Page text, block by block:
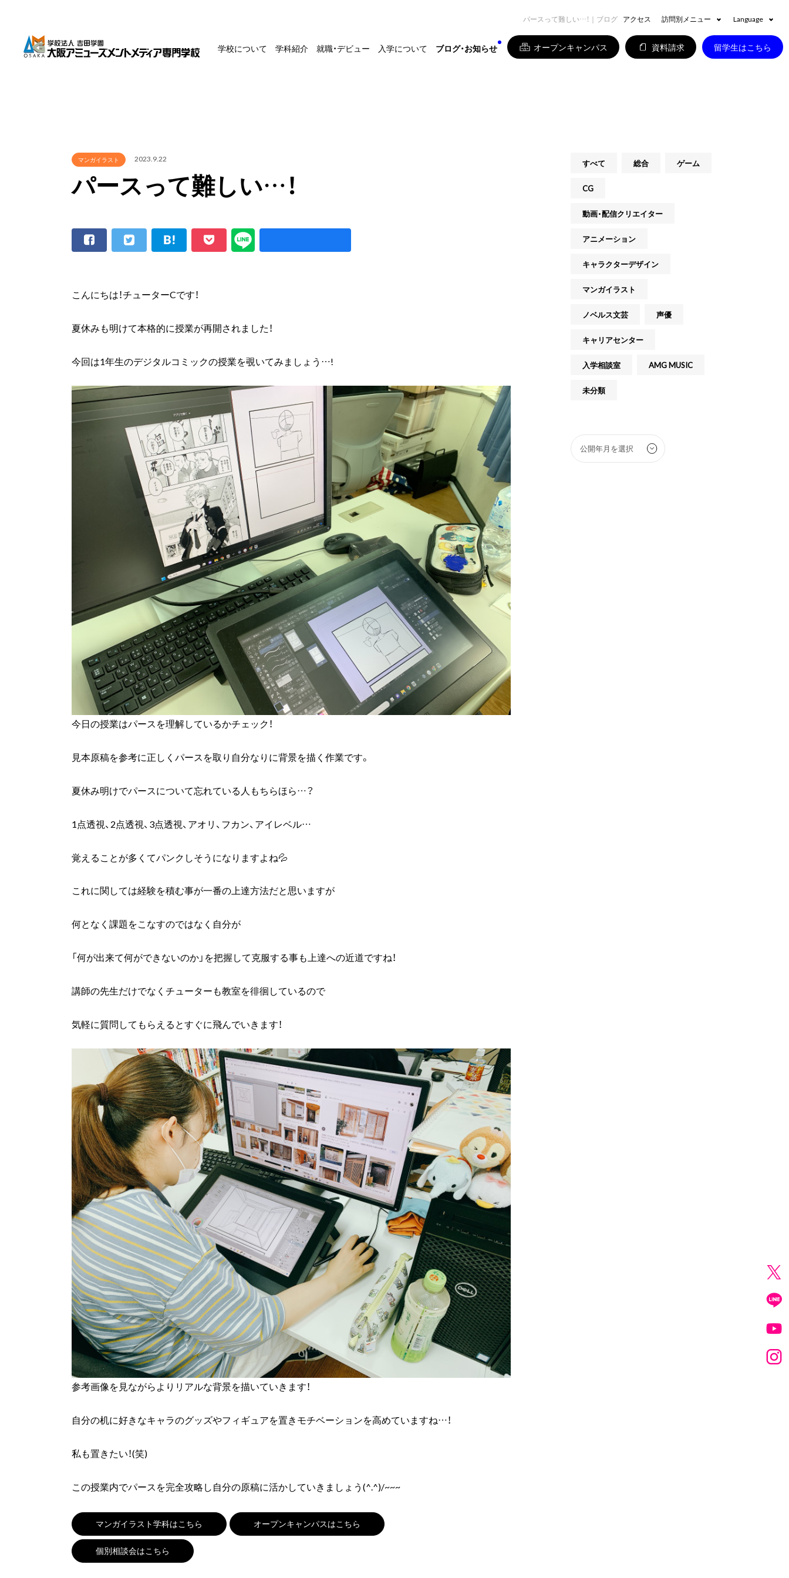
アクセス 訪問別メニュー Language
学校について 学科紹介 就職・デビュー 入学について ブログ・お知らせ オープンキャンパス 資料請求 留学生はこちら
パースって難しい…！｜ブログ
マンガイラスト 2023.9.22
パースって難しい…！
こんにちは！チューターCです！
夏休みも明けて本格的に授業が再開されました！
今回は1年生のデジタルコミックの授業を覗いてみましょう…!
今日の授業はパースを理解しているかチェック！
見本原稿を参考に正しくパースを取り自分なりに背景を描く作業です。
夏休み明けでパースについて忘れている人もちらほら…？
1点透視、2点透視、3点透視、アオリ、フカン、アイレベル…
覚えることが多くてパンクしそうになりますよね💦
これに関しては経験を積む事が一番の上達方法だと思いますが
何となく課題をこなすのではなく自分が
「何が出来て何ができないのか」を把握して克服する事も上達への近道ですね！
講師の先生だけでなくチューターも教室を徘徊しているので
気軽に質問してもらえるとすぐに飛んでいきます！
参考画像を見ながらよりリアルな背景を描いていきます！
自分の机に好きなキャラのグッズやフィギュアを置きモチベーションを高めていますね…！
私も置きたい！(笑)
この授業内でパースを完全攻略し自分の原稿に活かしていきましょう(^.^)/~~~
マンガイラスト学科はこちら オープンキャンパスはこちら
個別相談会はこちら
すべて 総合 ゲーム
CG
動画・配信クリエイター
アニメーション
キャラクターデザイン
マンガイラスト
ノベルス文芸 声優
キャリアセンター
入学相談室 AMG MUSIC
未分類